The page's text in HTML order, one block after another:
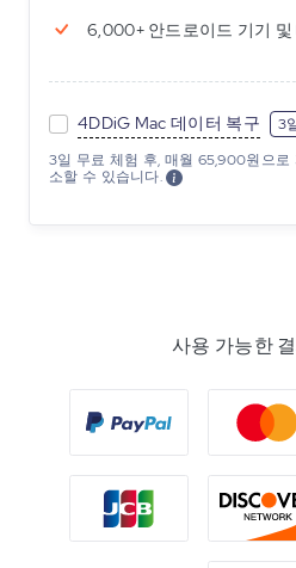
6,000+ 안드로이드 기기 및
4DDiG Mac 데이터 복구
3
3일 무료 체험 후, 매월 65,900원으로
소할 수 있습니다.
사용 가능한